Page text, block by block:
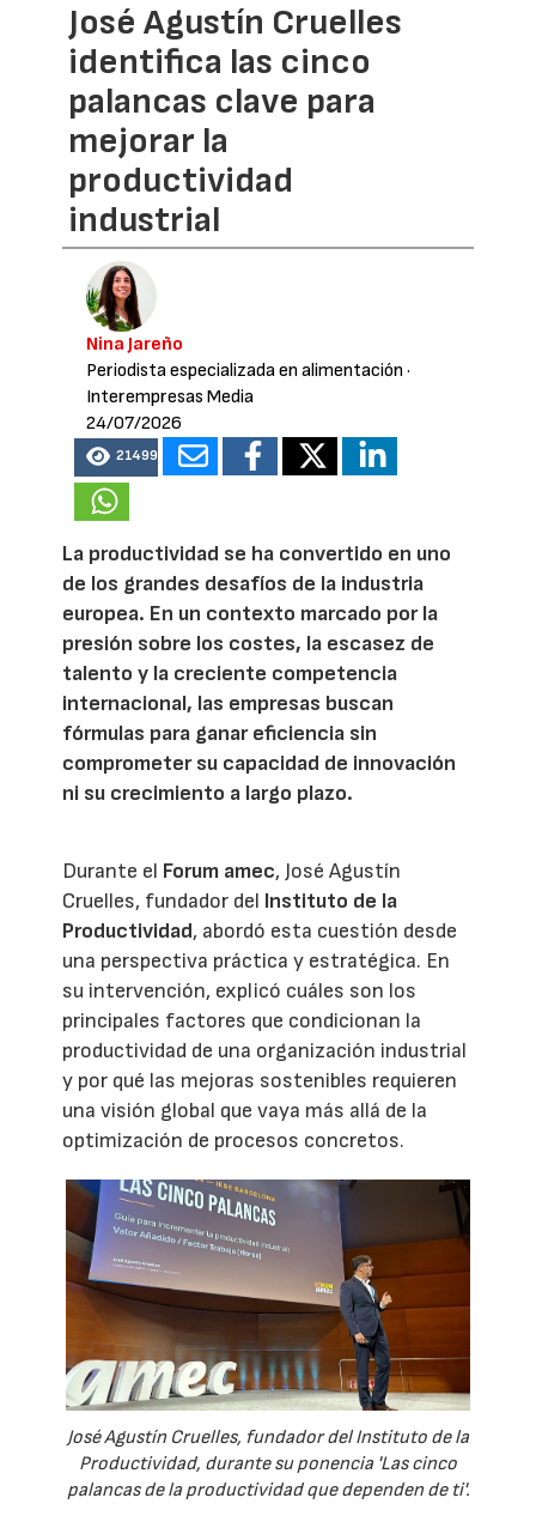
José Agustín Cruelles
identifica las cinco
palancas clave para
mejorar la
productividad
industrial
Nina Jareño
Periodista especializada en alimentación ·
Interempresas Media
24/07/2026
21499
La productividad se ha convertido en uno
de los grandes desafíos de la industria
europea. En un contexto marcado por la
presión sobre los costes, la escasez de
talento y la creciente competencia
internacional, las empresas buscan
fórmulas para ganar eficiencia sin
comprometer su capacidad de innovación
ni su crecimiento a largo plazo.
Durante el Forum amec, José Agustín
Cruelles, fundador del Instituto de la
Productividad, abordó esta cuestión desde
una perspectiva práctica y estratégica. En
su intervención, explicó cuáles son los
principales factores que condicionan la
productividad de una organización industrial
y por qué las mejoras sostenibles requieren
una visión global que vaya más allá de la
optimización de procesos concretos.
José Agustín Cruelles, fundador del Instituto de la
Productividad, durante su ponencia 'Las cinco
palancas de la productividad que dependen de ti'.